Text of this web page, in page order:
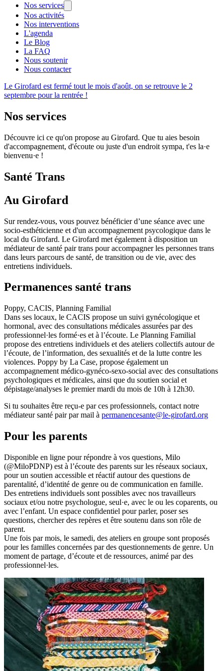
Nos services
Nos activités
Nos interventions
L'agenda
Le Blog
La FAQ
Nous soutenir
Nous contacter
Le Girofard est fermé tout le mois d'août, on se retrouve le 2
septembre pour la rentrée !
Nos services
Découvre ici ce qu'on propose au Girofard. Que tu aies besoin
d'accompagnement, d'écoute ou juste d'un endroit sympa, t'es la·e
bienvenu·e !
Santé Trans
Au Girofard
Sur rendez-vous, vous pouvez bénéficier d’une séance avec une
socio-esthéticienne et d'un accompagnement psycologique dans le
local du Girofard. Le Girofard met également à disposition un
médiateur de santé pair trans pour accompagner les personnes trans
dans leurs parcours de santé, de transition ou de vie, avec des
entretiens individuels.
Permanences santé trans
Poppy, CACIS, Planning Familial
Dans ses locaux, le CACIS propose un suivi gynécologique et
hormonal, avec des consultations médicales assurées par des
professionnel·les formé·es et à l’écoute. Le Planning Familial
propose des entretiens individuels et des ateliers collectifs autour de
l’écoute, de l’information, des sexualités et de la lutte contre les
violences. Poppy by La Case, propose également un
accompagnement médico-gynéco-sexo-social avec des consultations
psychologiques et médicales, ainsi que du soutien social et
dépistage/analyses le premier mardi du mois de 10h à 12h30.
Si tu souhaites être reçu-e par ces professionnels, contact notre
médiateur santé pair par mail à permanencesante@le-girofard.org
Pour les parents
Disponible en ligne pour répondre à vos questions, Milo
(@MiloPDNP) est à l’écoute des parents sur les réseaux sociaux,
pour un soutien accessible et réactif autour des questions de
parentalité, d’identité de genre ou de communication en famille.
Des entretiens individuels sont possibles avec nos travailleurs
sociaux et/ou notre psychologue, seul·e, avec le ou les coparents, ou
avec l’enfant. Un espace confidentiel pour parler, poser ses
questions, chercher des repères et être soutenu dans son rôle de
parent.
Une fois par mois, le samedi, des ateliers en groupe sont proposés
pour les familles concernées par des questionnements de genre. Un
moment de partage, d’écoute et de ressources, animé par des
professionnel·les.